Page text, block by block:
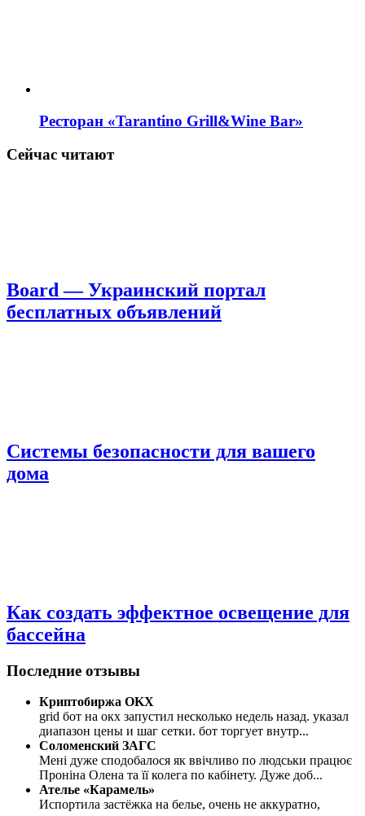
Ресторан «Tarantino Grill&Wine Bar»
Сейчас читают
Board — Украинский портал
бесплатных объявлений
Системы безопасности для вашего
дома
Как создать эффектное освещение для
бассейна
Последние отзывы
Криптобиржа OKX
grid бот на окх запустил несколько недель назад. указал
диапазон цены и шаг сетки. бот торгует внутр...
Соломенский ЗАГС
Мені дуже сподобалося як ввічливо по людськи працює
Проніна Олена та її колега по кабінету. Дуже доб...
Ателье «Карамель»
Испортила застёжка на белье, очень не аккуратно,